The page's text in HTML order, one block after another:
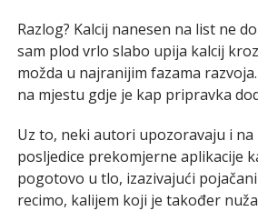
Razlog? Kalcij nanesen na list ne
sam plod vrlo slabo upija kalcij
možda u najranijim fazama
na mjestu gdje je kap pripravka
Uz to, neki autori upozoravaju i
posljedice prekomjerne aplikacije
pogotovo u tlo, izazivajući
recimo, kalijem koji je također